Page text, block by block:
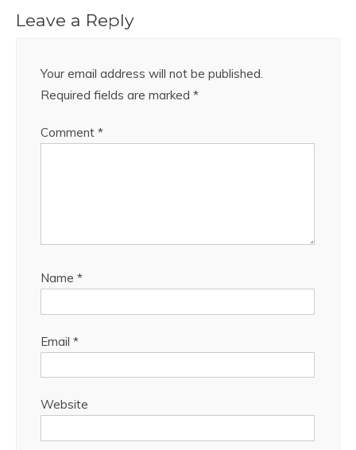
Leave a Reply
Your email address will not be published.
Required fields are marked *
Comment *
Name *
Email *
Website